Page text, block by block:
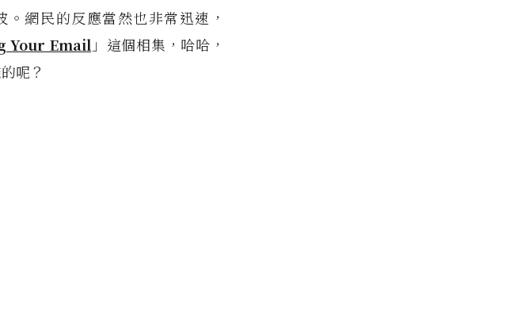
網民的反應當然也非常迅速，
Your Email 」這個相集，哈哈，
呢？